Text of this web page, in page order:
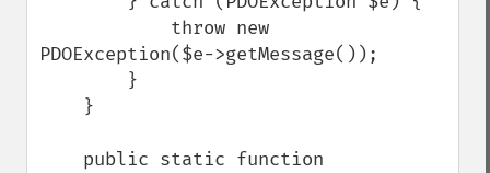
PDOException($e->getMessage());